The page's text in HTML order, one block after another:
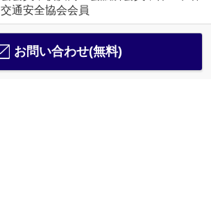
交通安全協会会員
お問い合わせ(無料)